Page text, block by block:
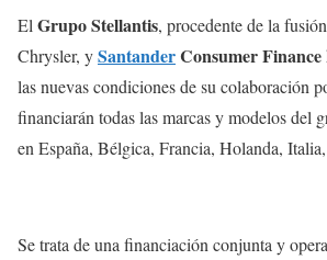
El Grupo Stellantis, procedente de la
Chrysler, ySantanderConsumer Finance
las nuevas condiciones de su colaboración
financiarán todas las marcas y modelos del
en España, Bélgica, Francia, Holanda,
Se trata de una financiación conjunta y